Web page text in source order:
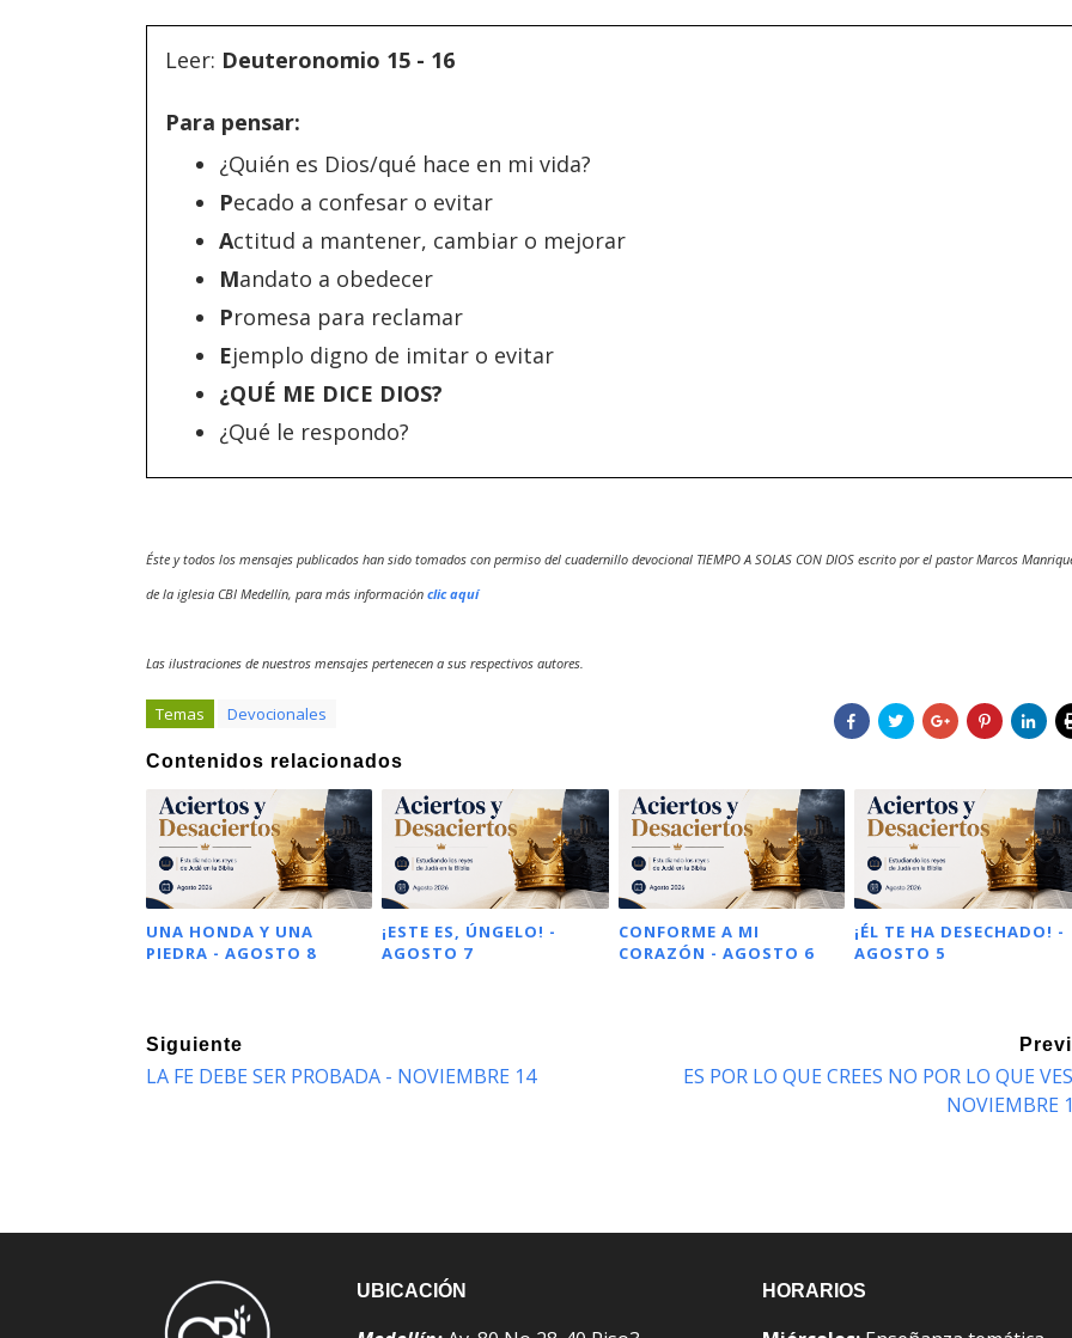
Leer: Deuteronomio 15 - 16
Para pensar:
¿Quién es Dios/qué hace en mi vida?
Pecado a confesar o evitar
Actitud a mantener, cambiar o mejorar
Mandato a obedecer
Promesa para reclamar
Ejemplo digno de imitar o evitar
¿QUÉ ME DICE DIOS?
¿Qué le respondo?
Éste y todos los mensajes publicados han sido tomados con permiso del cuadernillo devocional TIEMPO A SOLAS CON DIOS escrito por el pastor Marcos
de la iglesia CBI Medellín, para más información clic aquí
Las ilustraciones de nuestros mensajes pertenecen a sus respectivos autores.
Temas Devocionales
Contenidos relacionados
UNA HONDA Y UNA
PIEDRA - AGOSTO 8
¡ESTE ES, ÚNGELO! -
AGOSTO 7
CONFORME A MI
CORAZÓN - AGOSTO 6
¡ÉL TE HA DESECHADO! -
AGOSTO 5
Siguiente
LA FE DEBE SER PROBADA - NOVIEMBRE 14
ES POR LO QUE CREES NO POR LO QUE
NOVIEMBRE
UBICACIÓN HORARIOS